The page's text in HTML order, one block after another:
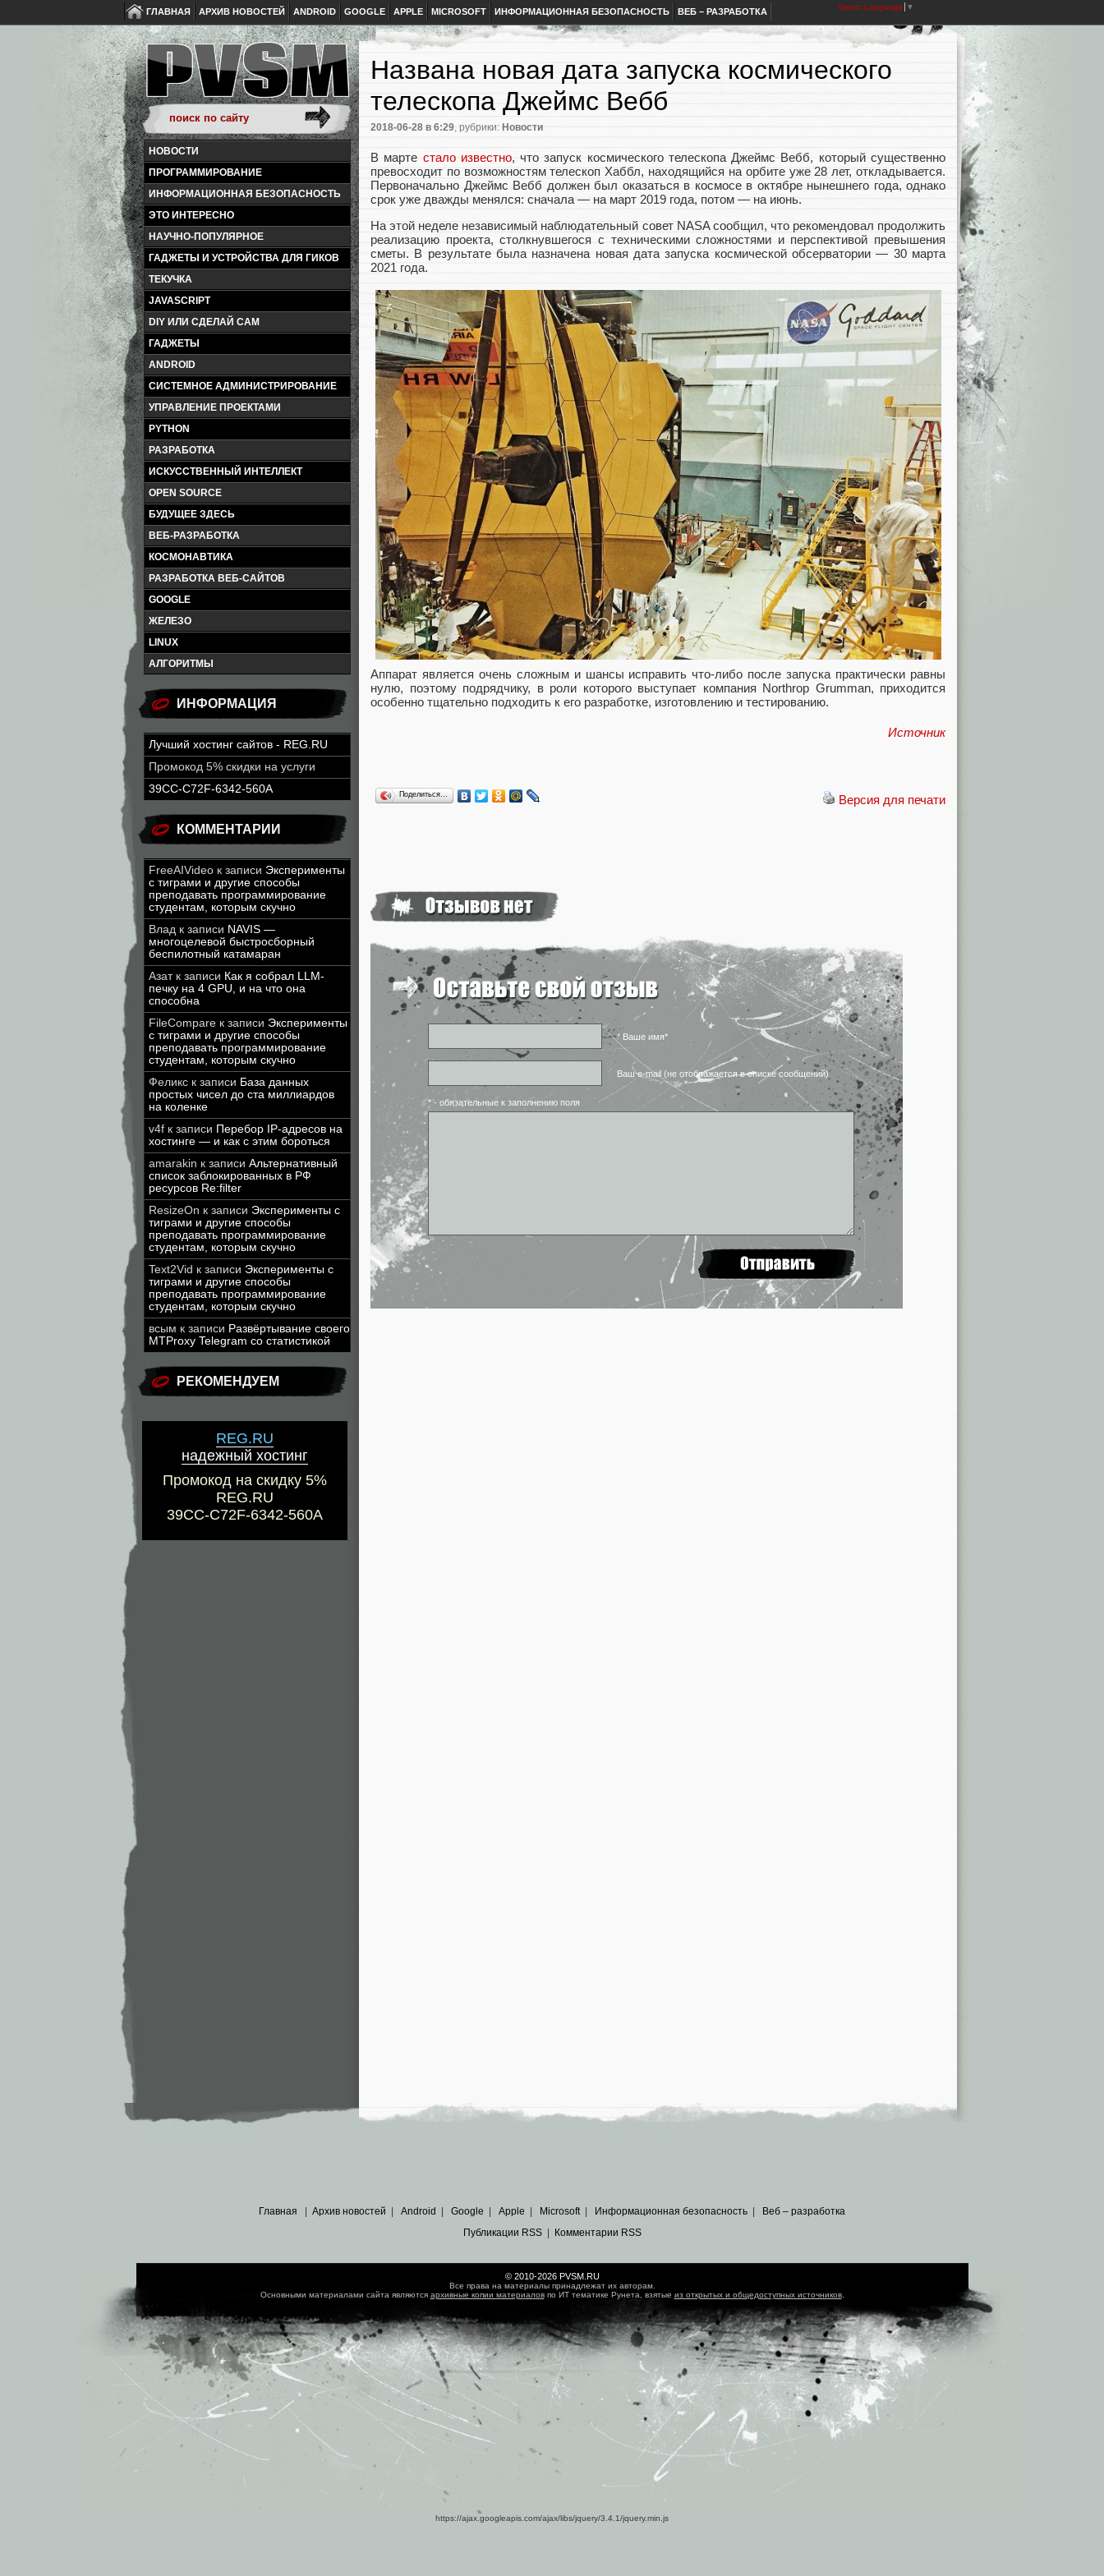
ГЛАВНАЯ АРХИВ НОВОСТЕЙ ANDROID GOOGLE APPLE MICROSOFT ИНФОРМАЦИОННАЯ БЕЗОПАСНОСТЬ ВЕБ – РАЗРАБОТКА Select Language ▼
НОВОСТИ
ПРОГРАММИРОВАНИЕ
ИНФОРМАЦИОННАЯ БЕЗОПАСНОСТЬ
ЭТО ИНТЕРЕСНО
НАУЧНО-ПОПУЛЯРНОЕ
ГАДЖЕТЫ И УСТРОЙСТВА ДЛЯ ГИКОВ
ТЕКУЧКА
JAVASCRIPT
DIY ИЛИ СДЕЛАЙ САМ
ГАДЖЕТЫ
ANDROID
СИСТЕМНОЕ АДМИНИСТРИРОВАНИЕ
УПРАВЛЕНИЕ ПРОЕКТАМИ
PYTHON
РАЗРАБОТКА
ИСКУССТВЕННЫЙ ИНТЕЛЛЕКТ
OPEN SOURCE
БУДУЩЕЕ ЗДЕСЬ
ВЕБ-РАЗРАБОТКА
КОСМОНАВТИКА
РАЗРАБОТКА ВЕБ-САЙТОВ
GOOGLE
ЖЕЛЕЗО
LINUX
АЛГОРИТМЫ
ИНФОРМАЦИЯ
Лучший хостинг сайтов - REG.RU
Промокод 5% скидки на услуги
39CC-C72F-6342-560A
КОММЕНТАРИИ
FreeAIVideo к записи Эксперименты
с тиграми и другие способы
преподавать программирование
студентам, которым скучно
Влад к записи NAVIS —
многоцелевой быстросборный
беспилотный катамаран
Азатк записи Как я собрал LLM-
печку на 4 GPU, и на что она
способна
FileCompare к записи Эксперименты
с тиграми и другие способы
преподавать программирование
студентам, которым скучно
Феликс к записи База данных
простых чисел до ста миллиардов
на коленке
v4f к записи Перебор IP-адресов на
хостинге — и как с этим бороться
amarakin к записи Альтернативный
список заблокированных в РФ
ресурсов Re:filter
ResizeOn к записи Эксперименты с
тиграми и другие способы
преподавать программирование
студентам, которым скучно
Text2Vid к записи Эксперименты с
тиграми и другие способы
преподавать программирование
студентам, которым скучно
всым к записи Развёртывание своего
MTProxy Telegram со статистикой
РЕКОМЕНДУЕМ
REG.RU
надежный хостинг
Промокод на скидку 5%
REG.RU
39CC-C72F-6342-560A
Названа новая дата запуска космического
телескопа Джеймс Вебб
2018-06-28 в 6:29, рубрики: Новости
В марте стало известно, что запуск космического телескопа Джеймс Вебб, который существенно
превосходит по возможностям телескоп Хаббл, находящийся на орбите уже 28 лет, откладывается.
Первоначально Джеймс Вебб должен был оказаться в космосе в октябре нынешнего года, однако
срок уже дважды менялся: сначала — на март 2019 года, потом — на июнь.
На этой неделе независимый наблюдательный совет NASA сообщил, что рекомендовал продолжить
реализацию проекта, столкнувшегося с техническими сложностями и перспективой превышения
сметы. В результате была назначена новая дата запуска космической обсерватории — 30 марта
2021 года.
Аппарат является очень сложным и шансы исправить что-либо после запуска практически равны
нулю, поэтому подрядчику, в роли которого выступает компания Northrop Grumman, приходится
особенно тщательно подходить к его разработке, изготовлению и тестированию.
Источник
Версия для печати
Поделиться…
* Ваше имя*
Ваш e-mail (не отображается в списке сообщений)
* - обязательные к заполнению поля
Главная Архив новостей Android Google Apple Microsoft| Информационная безопасность
Веб – разработка
Публикации RSS| Комментарии RSS
© 2010-2026 PVSM.RU
Все права на материалы принадлежат их авторам.
Основными материалами сайта являются архивные копии материаловпо ИТ тематике Рунета, взятые из открытых и общедоступных источников.
https://ajax.googleapis.com/ajax/libs/jquery/3.4.1/jquery.min.js